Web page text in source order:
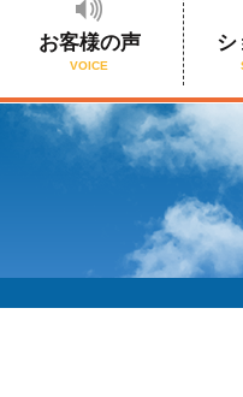
お客様の声
VOICE
シ